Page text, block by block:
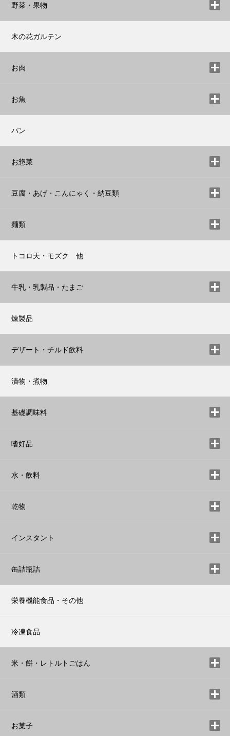
野菜・果物
木の花ガルテン
お肉
お魚
パン
お惣菜
豆腐・あげ・こんにゃく・納豆類
麺類
トコロ天・モズク 他
牛乳・乳製品・たまご
煉製品
デザート・チルド飲料
漬物・煮物
基礎調味料
嗜好品
水・飲料
乾物
インスタント
缶詰瓶詰
栄養機能食品・その他
冷凍食品
米・餅・レトルトごはん
酒類
お菓子